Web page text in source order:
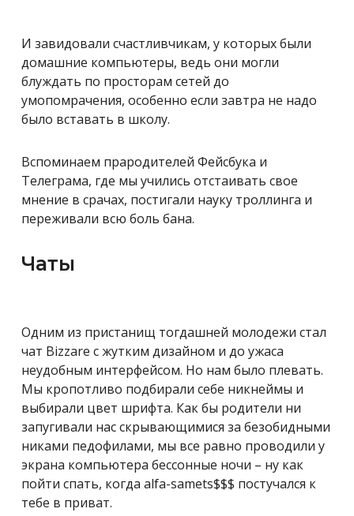
И завидовали счастливчикам, у которых были
домашние компьютеры, ведь они могли
блуждать по просторам сетей до
умопомрачения, особенно если завтра не надо
было вставать в школу.
Вспоминаем прародителей Фейсбука и
Телеграма, где мы учились отстаивать свое
мнение в срачах, постигали науку троллинга и
переживали всю боль бана.
Чаты
Одним из пристанищ тогдашней молодежи стал
чат Bizzare с жутким дизайном и до ужаса
неудобным интерфейсом. Но нам было плевать.
Мы кропотливо подбирали себе никнеймы и
выбирали цвет шрифта. Как бы родители ни
запугивали нас скрывающимися за безобидными
никами педофилами, мы все равно проводили у
экрана компьютера бессонные ночи – ну как
пойти спать, когда alfa-samets$$$ постучался к
тебе в приват.